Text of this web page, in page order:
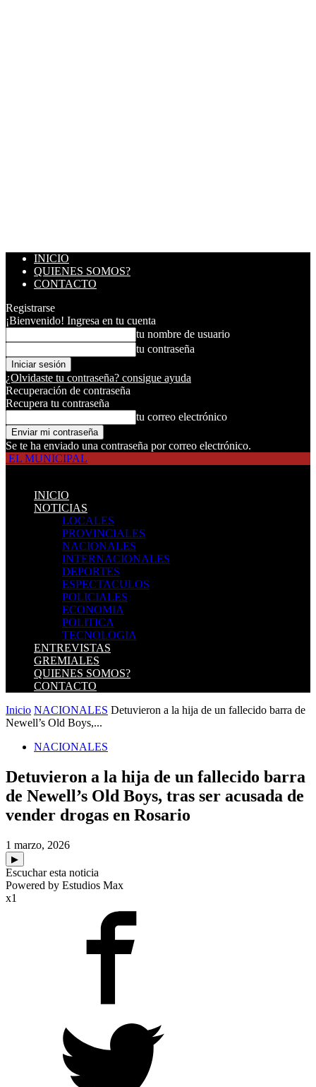
INICIO
QUIENES SOMOS?
CONTACTO
Registrarse
¡Bienvenido! Ingresa en tu cuenta
tu nombre de usuario
tu contraseña
¿Olvidaste tu contraseña? consigue ayuda
Recuperación de contraseña
Recupera tu contraseña
tu correo electrónico
Se te ha enviado una contraseña por correo electrónico.
EL MUNICIPAL
INICIO
NOTICIAS
LOCALES
PROVINCIALES
NACIONALES
INTERNACIONALES
DEPORTES
ESPECTACULOS
POLICIALES
ECONOMIA
POLITICA
TECNOLOGIA
ENTREVISTAS
GREMIALES
QUIENES SOMOS?
CONTACTO
Inicio NACIONALES Detuvieron a la hija de un fallecido barra de
Newell’s Old Boys,...
NACIONALES
Detuvieron a la hija de un fallecido barra
de Newell’s Old Boys, tras ser acusada de
vender drogas en Rosario
1 marzo, 2026
▶
Escuchar esta noticia
Powered by Estudios Max
x1